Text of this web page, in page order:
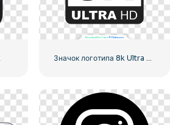
Значок логотипа 8k Ultra HD черный монохромный